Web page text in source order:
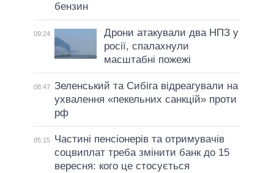
бензин
09:24
Дрони атакували два НПЗ у
росії, спалахнули
масштабні пожежі
08:47 Зеленський та Сибіга відреагували на
ухвалення «пекельних санкцій» проти
рф
05:15
Частині пенсіонерів та отримувачів
соцвиплат треба змінити банк до 15
вересня: кого це стосується